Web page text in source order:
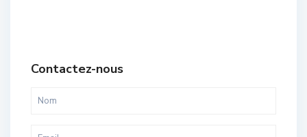
Contactez-nous